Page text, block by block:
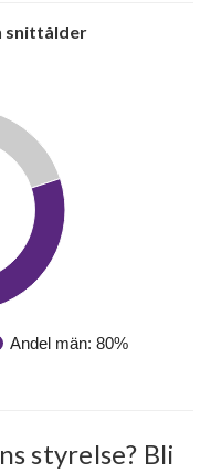
snittålder
Andel män: 80%
styrelse? Bli